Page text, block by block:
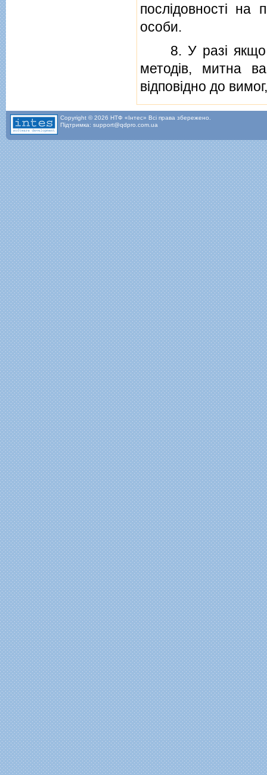
послiдовностi на
особи.
8. У разi якщо
методiв, митна
вiдповiдно до
Copyright © 2026 НТФ «Інтес» Всі права збережено.
Підтримка: support@qdpro.com.ua